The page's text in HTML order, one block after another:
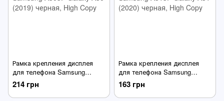
Рамка крепления дисплея
для телефона Samsung
A505F Galaxy A50 (2019)
черная
214 грн
Рамка крепления дисплея
для телефона Samsung
A515F Galaxy A51 (2020)
черная
163 грн